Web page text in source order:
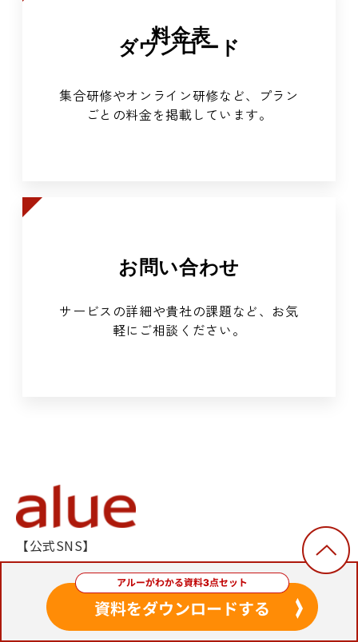
料金表
ダウンロード
集合研修やオンライン研修など、プラン
ごとの料金を掲載しています。
お問い合わせ
サービスの詳細や貴社の課題など、お気
軽にご相談ください。
【公式SNS】
X（旧Twitter） ：
@alue_promotion
アルーTOP